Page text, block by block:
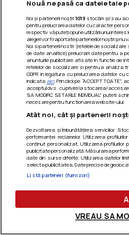
Nouă ne pasă ca datele tale
Noi și partenerii noștri 1019stocăm și/sau
pentru prelucrarea datelor cu caracter
respectiv vă puteți opune utilizării unui
alegeri vor fi raportate partenerilor noștri și nu
Noi si partenerii nostri (retelele de
de date analitice) prelucram date pentru a
anunturile publicitare afisate in functie de
retelelor de socializare si pentru a analiza
GDPR in legatura cu prelucrarea datelor
indicata aici. Prin click pe “ACCEPT
acceptul dvs. cu privire la stocarea/
SA MODIFIC SETARILE INDIVIDUAL” puteti
necesare pentru functionarea website-ului.
Atât noi, cât și partenerii
Dezvoltarea și îmbunătățirea serviciilor.
performanței reclamelor. Utilizarea
conținut personalizat. Utilizarea profilurilor
publicitate personalizată. Măsurarea
date din surse diferite. Utilizarea datelor
selecta publicitatea. Date precise de
Listă parteneri (furnizori)
VREAU SA